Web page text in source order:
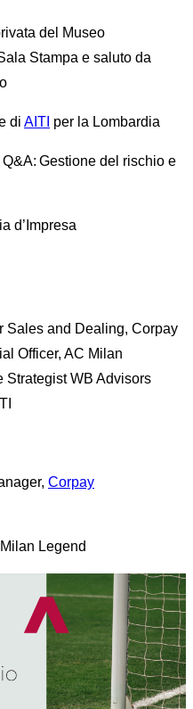
del Museo
Stampa e saluto da
di AITI per la Lombardia
Gestione del rischio e
d’Impresa
Sales and Dealing, Corpay
Officer, AC Milan
WB Advisors
Corpay
Legend